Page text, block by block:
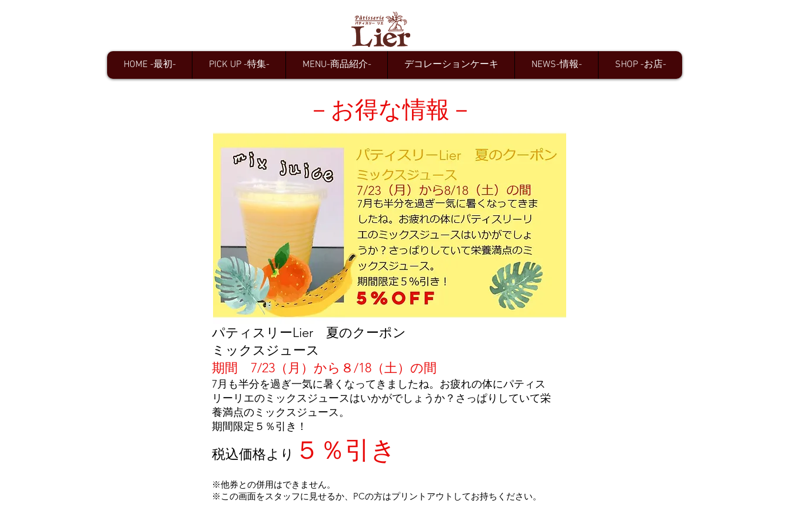
HOME -最初- PICK UP -特集- MENU-商品紹介- デコレーションケーキ NEWS-情報- SHOP -お店-
​－お得な情報－
パティスリーLier 夏のクーポン
ミックスジュース
期間 7/23（月）から８/18（土）の間
7月も半分を過ぎ一気に暑くなってきましたね。お疲れの体にパティス
リーリエのミックスジュースはいかがでしょうか？さっぱりしていて栄
養満点のミックスジュース。
期間限定５％引き！
税込価格より ５％引き
※他券との併用はできません。
​※この画面をスタッフに見せるか、PCの方はプリントアウトしてお持ちください。